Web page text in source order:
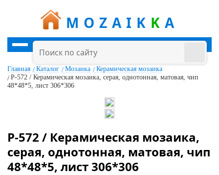
MOZAIK K A
Главная Каталог Мозаика
Керамическая мозаика
P-572 / Керамическая мозаика, серая, однотонная, матовая, чип
48*48*5, лист 306*306
P-572 / Керамическая мозаика,
серая, однотонная, матовая, чип
48*48*5, лист 306*306